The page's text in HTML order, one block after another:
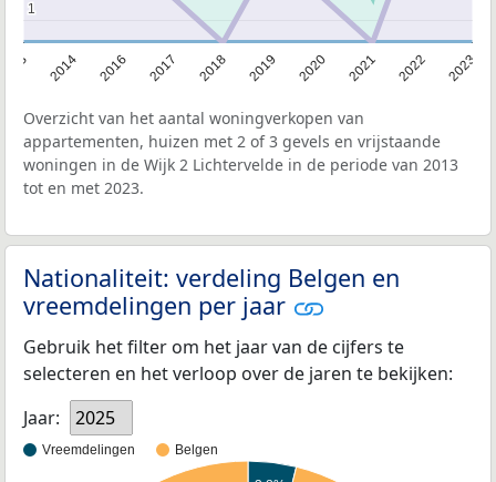
2014 2016 2017 2018 2019 2020 2021 2022 2023
1
1
Overzicht van het aantal woningverkopen van
appartementen, huizen met 2 of 3 gevels en vrijstaande
woningen in de Wijk 2 Lichtervelde in de periode van 2013
tot en met 2023.
Nationaliteit: verdeling Belgen en
vreemdelingen per jaar
Gebruik het filter om het jaar van de cijfers te
selecteren en het verloop over de jaren te bekijken:
Jaar:
2025
Vreemdelingen Belgen